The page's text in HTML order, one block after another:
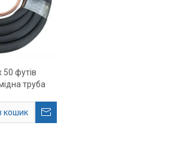
футів
труба
кошик